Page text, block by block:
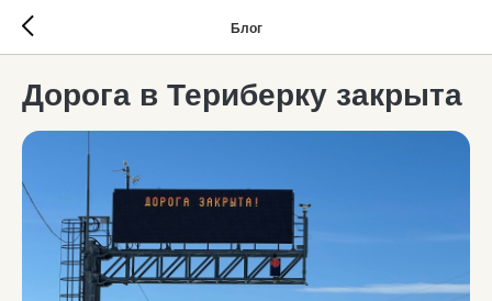
Блог
Дорога в Териберку закрыта